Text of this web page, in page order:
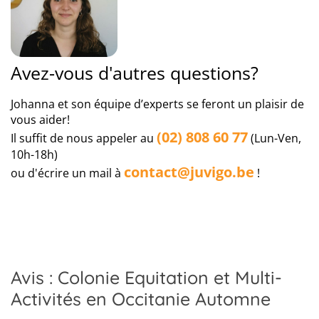
jeux en extérieur, des soirées passées à résoudre des
énigmes ou encore les classiques soirées dansantes.
L'organisateur de ce séjour est Domaine de Lauzerte.
+
−
Leaflet|Map data © OpenStreetMapcontributors
cours des dernières années.
Assurance maladie à l'étranger
Important:le voyage que vous avez décidé de faire
vos vacances en dehors de la Belgique, nous vous
recommandons notre protection 5 étoiles Premium.
Celle-ci comprend, outre les principales conditions
d’une assurance voyage, une
l'étranger.
Avez-vous d'autres questions?
Johanna et son équipe d’experts se feront un plaisir de
vous aider!
Il suffit de nous appeler au (02) 808 60 77(Lun-Ven,
10h-18h)
ou d'écrire un mail à contact@juvigo.be !
Avis : Colonie Equitation et Multi-
Activités en Occitanie Automne